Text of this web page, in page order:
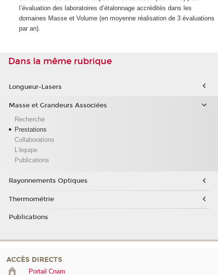
l’évaluation des laboratoires d’étalonnage accrédités dans les
domaines Masse et Volume (en moyenne réalisation de 3 évaluations
par an).
Dans la même rubrique
Longueur-Lasers
Masse et Grandeurs Associées
Recherche
Prestations
Collaborations
L'équipe
Publications
Rayonnements Optiques
Thermométrie
Publications
ACCÈS DIRECTS
Portail Cnam